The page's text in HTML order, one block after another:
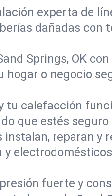
experta de
dañadas con
Springs, OK
o negocio
tu calefacción
que estés seguro
reparan y
fuerte y